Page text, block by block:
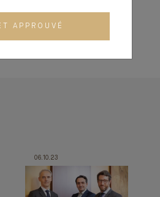
06.10.23
APPROUVÉ